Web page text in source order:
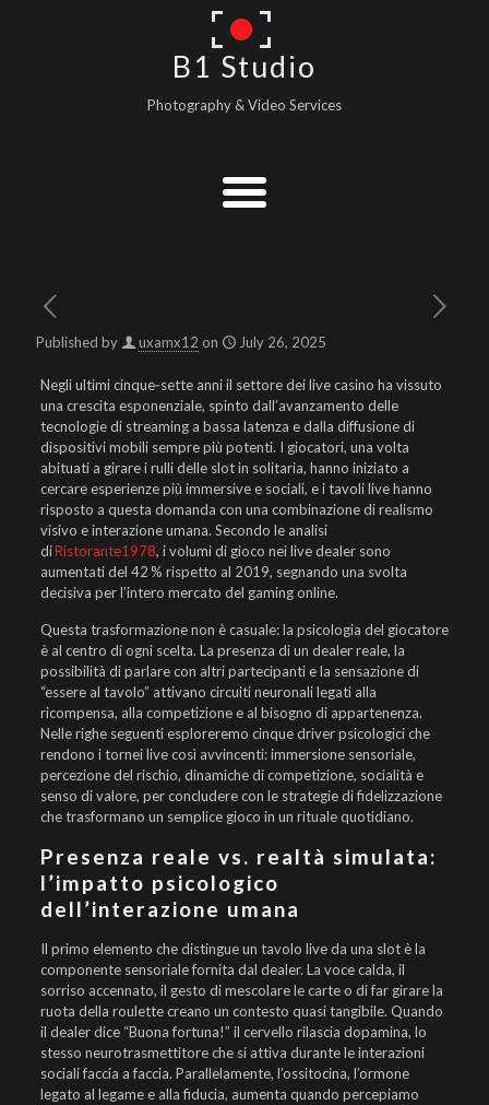
B1 Studio
Photography & Video Services
Published by uxamx12 on July 26, 2025
Negli ultimi cinque‑sette anni il settore dei live casino ha vissuto
una crescita esponenziale, spinto dall’avanzamento delle
tecnologie di streaming a bassa latenza e dalla diffusione di
dispositivi mobili sempre più potenti. I giocatori, una volta
abituati a girare i rulli delle slot in solitaria, hanno iniziato a
cercare esperienze più immersive e sociali, e i tavoli live hanno
risposto a questa domanda con una combinazione di realismo
visivo e interazione umana. Secondo le analisi
diRistorante1978, i volumi di gioco nei live dealer sono
aumentati del 42 % rispetto al 2019, segnando una svolta
decisiva per l’intero mercato del gaming online.
Questa trasformazione non è casuale: la psicologia del giocatore
è al centro di ogni scelta. La presenza di un dealer reale, la
possibilità di parlare con altri partecipanti e la sensazione di
“essere al tavolo” attivano circuiti neuronali legati alla
ricompensa, alla competizione e al bisogno di appartenenza.
Nelle righe seguenti esploreremo cinque driver psicologici che
rendono i tornei live così avvincenti: immersione sensoriale,
percezione del rischio, dinamiche di competizione, socialità e
senso di valore, per concludere con le strategie di fidelizzazione
che trasformano un semplice gioco in un rituale quotidiano.
Presenza reale vs. realtà simulata:
l’impatto psicologico
dell’interazione umana
Il primo elemento che distingue un tavolo live da una slot è la
componente sensoriale fornita dal dealer. La voce calda, il
sorriso accennato, il gesto di mescolare le carte o di far girare la
ruota della roulette creano un contesto quasi tangibile. Quando
il dealer dice “Buona fortuna!” il cervello rilascia dopamina, lo
stesso neurotrasmettitore che si attiva durante le interazioni
sociali faccia a faccia. Parallelamente, l’ossitocina, l’ormone
legato al legame e alla fiducia, aumenta quando percepiamo